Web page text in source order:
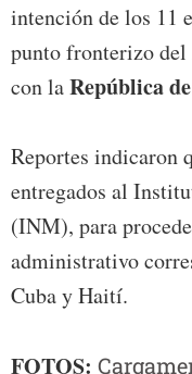
intención de los 11
punto fronterizo del
con laRepública
Reportes indicaron
entregados al
(INM), para
administrativo
Cuba y Haití.
FOTOS: